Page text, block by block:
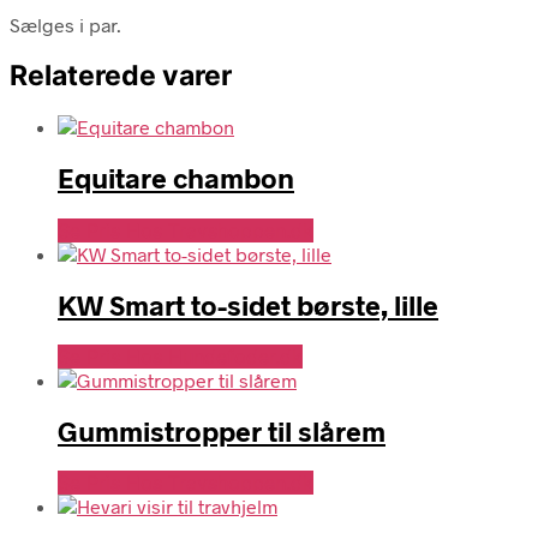
Sælges i par.
Relaterede varer
Equitare chambon
KW Smart to-sidet børste, lille
Gummistropper til slårem